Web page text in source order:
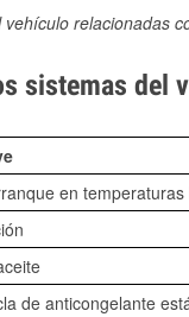
relacionadas
sistemas del
en temperaturas
de anticongelante